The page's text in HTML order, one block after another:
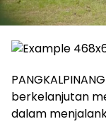
berkelanjutan
dalam